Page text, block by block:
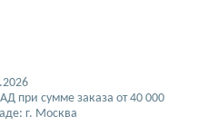
при сумме заказа от 40 000
г. Москва